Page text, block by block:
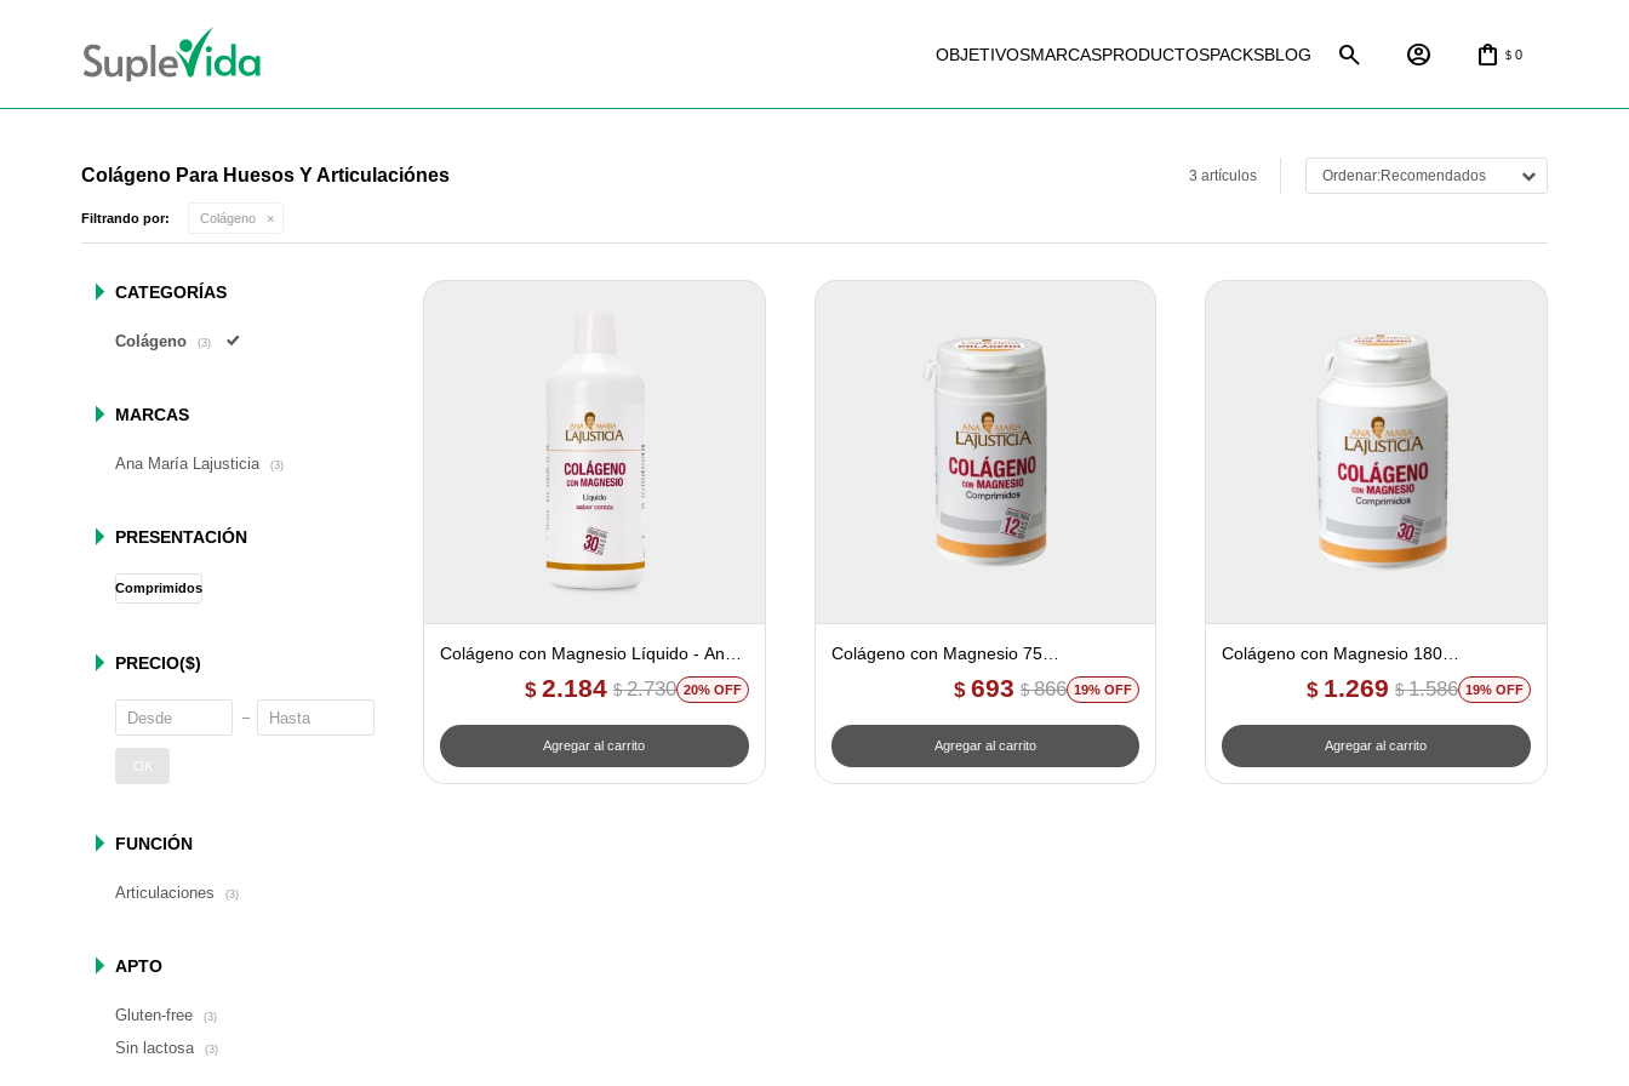
OBJETIVOSMARCASPRODUCTOSPACKSBLOG $ 0
Colágeno Para Huesos Y Articulaciónes 3 artículos Recomendados
Filtrando por: Colágeno
Colágeno con Magnesio Líquido - Ana
Maria Lajusticia
$ 2.184 $ 2.730 20
Colágeno con Magnesio 75
comprimidos - Ana Maria Lajusticia
$ 693 $ 866 19
Colágeno con Magnesio 180
comprimidos - Ana Maria Lajusticia
$ 1.269 $ 1.586 19
CATEGORÍAS
Colágeno (3)
MARCAS
Ana María Lajusticia (3)
PRESENTACIÓN
Comprimidos
PRECIO($)
OK
FUNCIÓN
Articulaciones (3)
APTO
Gluten-free (3)
Sin lactosa (3)